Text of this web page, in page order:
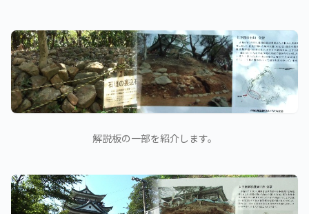
解説板の一部を紹介します。